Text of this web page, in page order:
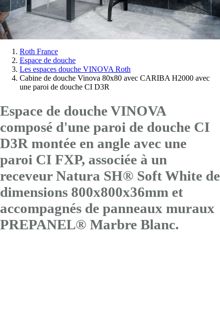
Vous
êtes
Roth France
Espace de douche
Les espaces douche VINOVA Roth
Cabine de douche Vinova 80x80 avec CARIBA H2000 avec
une paroi de douche CI D3R
Espace de douche VINOVA
composé d'une paroi de douche CI
D3R montée en angle avec une
paroi CI FXP, associée à un
receveur Natura SH® Soft White de
dimensions 800x800x36mm et
accompagnés de panneaux muraux
PREPANEL® Marbre Blanc.